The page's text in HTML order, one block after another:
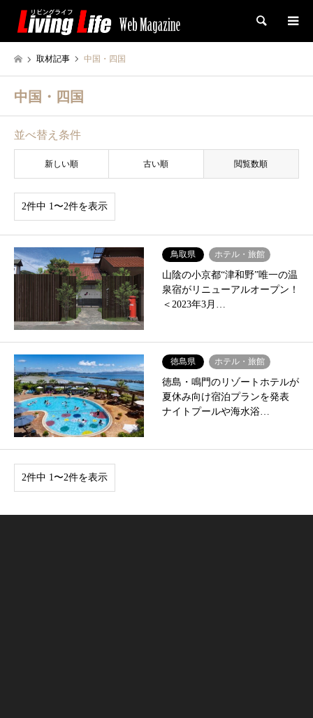
検索
取材記事 中国・四国
中国・四国
並べ替え条件
新しい順 古い順 閲覧数順
2件中 1〜2件を表示
鳥取県 ホテル・旅館
山陰の小京都“津和野”唯一の温
泉宿がリニューアルオープン！
＜2023年3月…
徳島県 ホテル・旅館
徳島・鳴門のリゾートホテルが
夏休み向け宿泊プランを発表
ナイトプールや海水浴…
2件中 1〜2件を表示